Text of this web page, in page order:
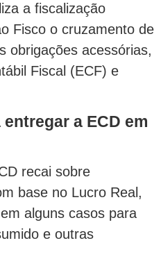
a fiscalização
Fisco o cruzamento de
obrigações acessórias,
Fiscal (ECF) e
a ECD em
recai sobre
base no Lucro Real,
alguns casos para
e outras